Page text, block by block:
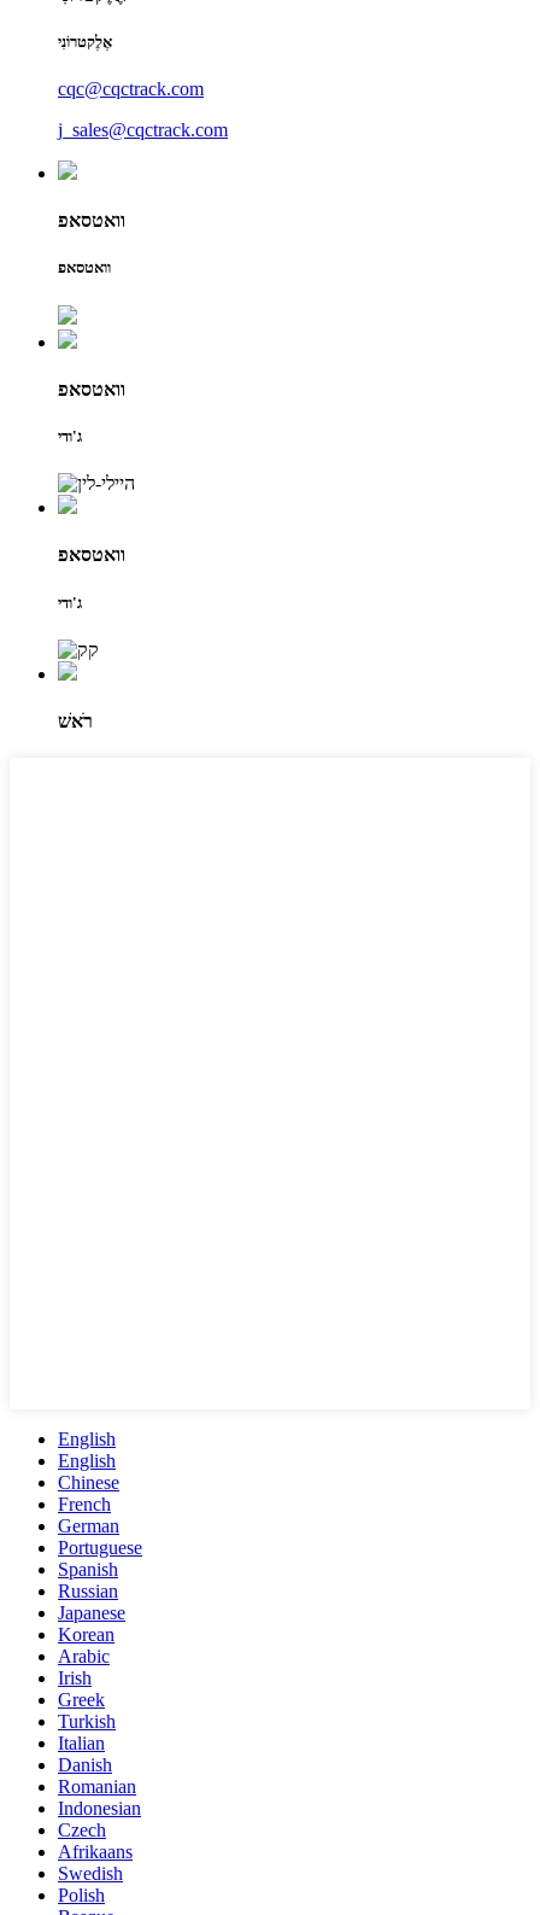
אֶלֶקטרוֹנִי
cqc@cqctrack.com
j_sales@cqctrack.com
וואטסאפ
וואטסאפ
וואטסאפ
ג'ודי
וואטסאפ
ג'ודי
רֹאשׁ
English
English
Chinese
French
German
Portuguese
Spanish
Russian
Japanese
Korean
Arabic
Irish
Greek
Turkish
Italian
Danish
Romanian
Indonesian
Czech
Afrikaans
Swedish
Polish